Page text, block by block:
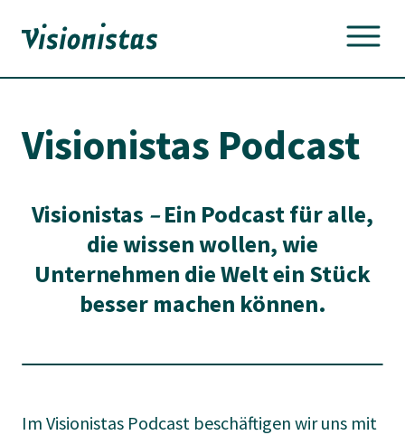
content
Visionistas Podcast
Visionistas –Ein Podcast für alle,
die wissen wollen, wie
Unternehmen die Welt ein Stück
besser machen können.
Im Visionistas Podcast beschäftigen wir uns mit